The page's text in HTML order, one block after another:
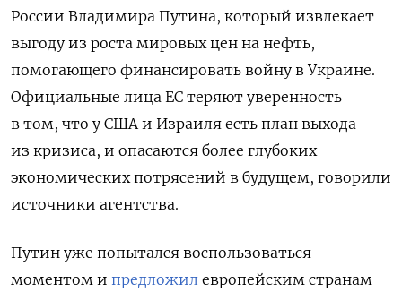
России Владимира Путина, который извлекает
выгоду из роста мировых цен на нефть,
помогающего финансировать войну в Украине.
Официальные лица ЕС теряют уверенность
в том, что у США и Израиля есть план выхода
из кризиса, и опасаются более глубоких
экономических потрясений в будущем, говорили
источники агентства.
Путин уже попытался воспользоваться
моментом и предложил европейским странам